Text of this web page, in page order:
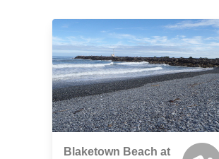
Blaketown Beach at